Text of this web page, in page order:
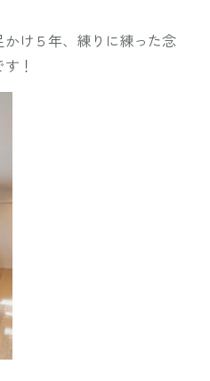
け５年、練りに練った念
！